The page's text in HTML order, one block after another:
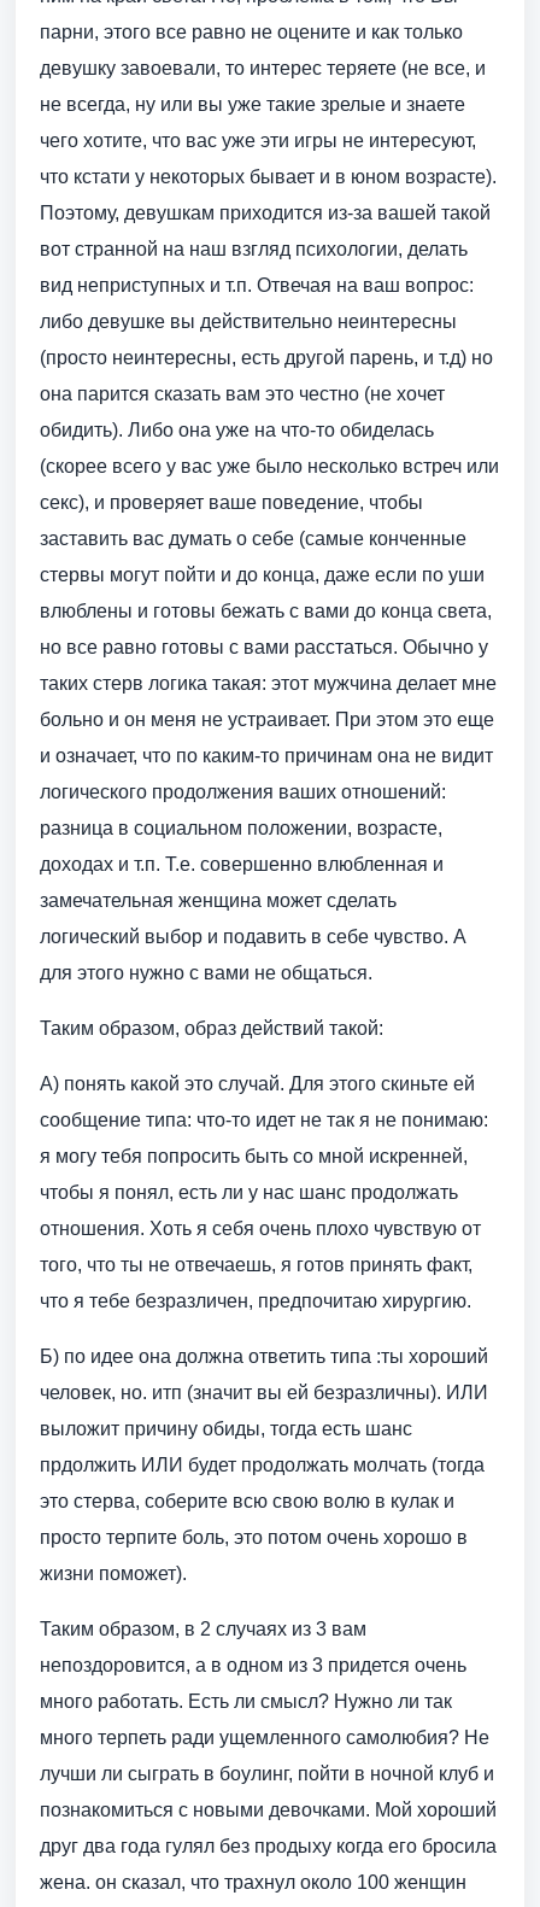
парни, этого все равно не оцените и как только
девушку завоевали, то интерес теряете (не все, и
не всегда, ну или вы уже такие зрелые и знаете
чего хотите, что вас уже эти игры не интересуют,
что кстати у некоторых бывает и в юном возрасте).
Поэтому, девушкам приходится из-за вашей такой
вот странной на наш взгляд психологии, делать
вид неприступных и т.п. Отвечая на ваш вопрос:
либо девушке вы действительно неинтересны
(просто неинтересны, есть другой парень, и т.д) но
она парится сказать вам это честно (не хочет
обидить). Либо она уже на что-то обиделась
(скорее всего у вас уже было несколько встреч или
секс), и проверяет ваше поведение, чтобы
заставить вас думать о себе (самые конченные
стервы могут пойти и до конца, даже если по уши
влюблены и готовы бежать с вами до конца света,
но все равно готовы с вами расстаться. Обычно у
таких стерв логика такая: этот мужчина делает мне
больно и он меня не устраивает. При этом это еще
и означает, что по каким-то причинам она не видит
логического продолжения ваших отношений:
разница в социальном положении, возрасте,
доходах и т.п. Т.е. совершенно влюбленная и
замечательная женщина может сделать
логический выбор и подавить в себе чувство. А
для этого нужно с вами не общаться.
Таким образом, образ действий такой:
А) понять какой это случай. Для этого скиньте ей
сообщение типа: что-то идет не так я не понимаю:
я могу тебя попросить быть со мной искренней,
чтобы я понял, есть ли у нас шанс продолжать
отношения. Хоть я себя очень плохо чувствую от
того, что ты не отвечаешь, я готов принять факт,
что я тебе безразличен, предпочитаю хирургию.
Б) по идее она должна ответить типа :ты хороший
человек, но. итп (значит вы ей безразличны). ИЛИ
выложит причину обиды, тогда есть шанс
прдолжить ИЛИ будет продолжать молчать (тогда
это стерва, соберите всю свою волю в кулак и
просто терпите боль, это потом очень хорошо в
жизни поможет).
Таким образом, в 2 случаях из 3 вам
непоздоровится, а в одном из 3 придется очень
много работать. Есть ли смысл? Нужно ли так
много терпеть ради ущемленного самолюбия? Не
лучши ли сыграть в боулинг, пойти в ночной клуб и
познакомиться с новыми девочками. Мой хороший
друг два года гулял без продыху когда его бросила
жена. он сказал, что трахнул около 100 женщин